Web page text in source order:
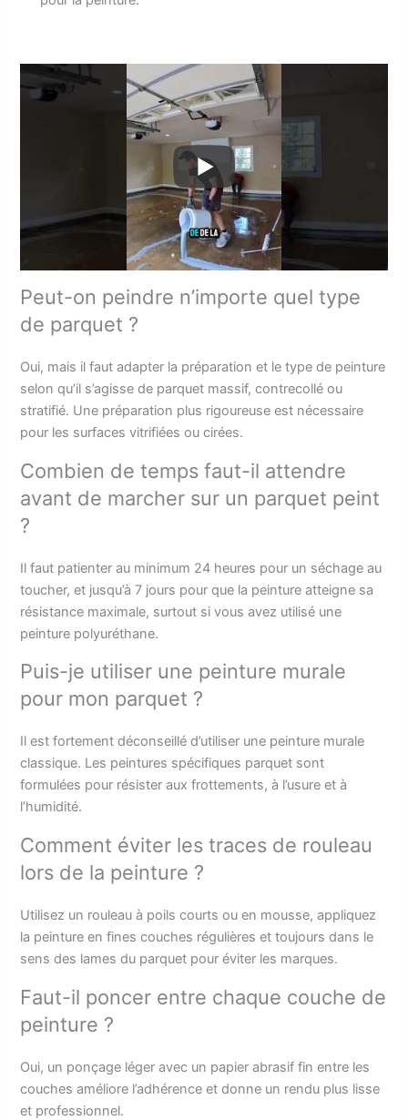
Peut-on peindre n’importe quel type
de parquet ?
Oui, mais il faut adapter la préparation et le type de peinture
selon qu’il s’agisse de parquet massif, contrecollé ou
stratifié. Une préparation plus rigoureuse est nécessaire
pour les surfaces vitrifiées ou cirées.
Combien de temps faut-il attendre
avant de marcher sur un parquet peint
?
Il faut patienter au minimum 24 heures pour un séchage au
toucher, et jusqu’à 7 jours pour que la peinture atteigne sa
résistance maximale, surtout si vous avez utilisé une
peinture polyuréthane.
Puis-je utiliser une peinture murale
pour mon parquet ?
Il est fortement déconseillé d’utiliser une peinture murale
classique. Les peintures spécifiques parquet sont
formulées pour résister aux frottements, à l’usure et à
l’humidité.
Comment éviter les traces de rouleau
lors de la peinture ?
Utilisez un rouleau à poils courts ou en mousse, appliquez
la peinture en fines couches régulières et toujours dans le
sens des lames du parquet pour éviter les marques.
Faut-il poncer entre chaque couche de
peinture ?
Oui, un ponçage léger avec un papier abrasif fin entre les
couches améliore l’adhérence et donne un rendu plus lisse
et professionnel.